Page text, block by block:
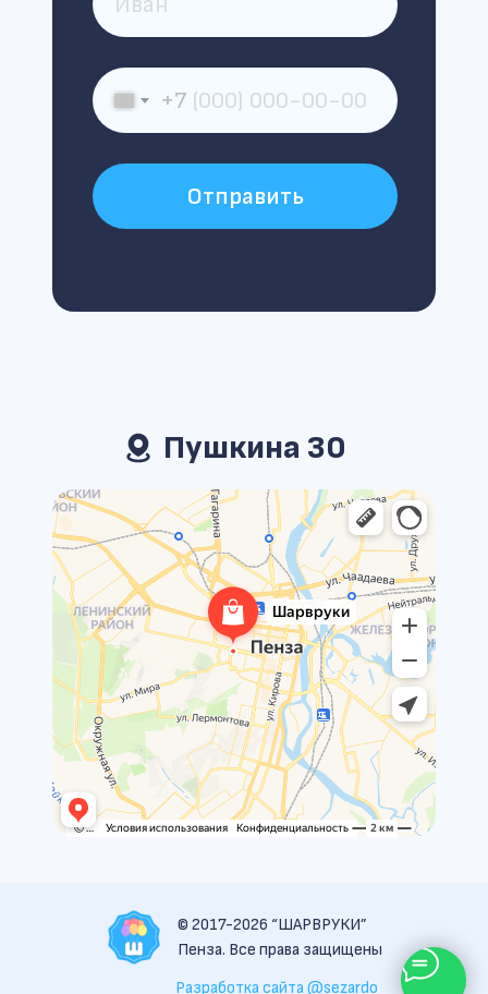
Пушкина 30
+7
Отправить
© 2017-2026 “ШАРВРУКИ”
Пенза. Все права защищены
Разработка сайта @sezardo